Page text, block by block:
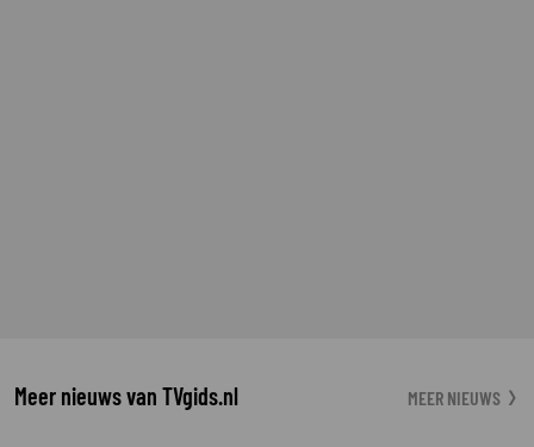
Meer nieuws van TVgids.nl MEER NIEUWS